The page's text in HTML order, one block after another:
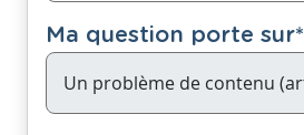
Ma question porte sur*